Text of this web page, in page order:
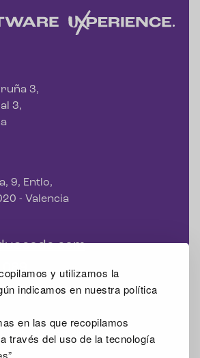
y utilizamos la
indicamos en nuestra política
en las que recopilamos
través del uso de la tecnología
3,
3,
9, Entlo,
- Valencia
Linkedin Google Mybusiness